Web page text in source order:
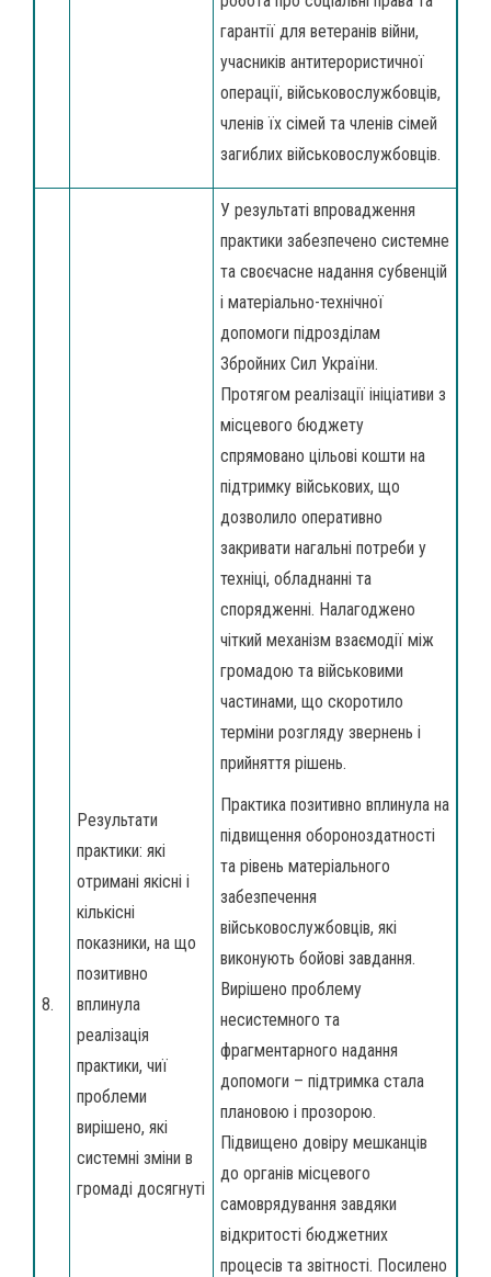
гарантії для ветеранів війни,
учасників антитерористичної
операції, військовослужбовців,
членів їх сімей та членів сімей
загиблих військовослужбовців.
8.
Результати
практики: які
отримані якісні і
кількісні
показники, на що
позитивно
вплинула
реалізація
практики, чиї
проблеми
вирішено, які
системні зміни в
громаді досягнуті
У результаті впровадження
практики забезпечено системне
та своєчасне надання субвенцій
і матеріально-технічної
допомоги підрозділам
Збройних Сил України.
Протягом реалізації ініціативи з
місцевого бюджету
спрямовано цільові кошти на
підтримку військових, що
дозволило оперативно
закривати нагальні потреби у
техніці, обладнанні та
спорядженні. Налагоджено
чіткий механізм взаємодії між
громадою та військовими
частинами, що скоротило
терміни розгляду звернень і
прийняття рішень.
Практика позитивно вплинула на
підвищення обороноздатності
та рівень матеріального
забезпечення
військовослужбовців, які
виконують бойові завдання.
Вирішено проблему
несистемного та
фрагментарного надання
допомоги – підтримка стала
плановою і прозорою.
Підвищено довіру мешканців
до органів місцевого
самоврядування завдяки
відкритості бюджетних
процесів та звітності. Посилено